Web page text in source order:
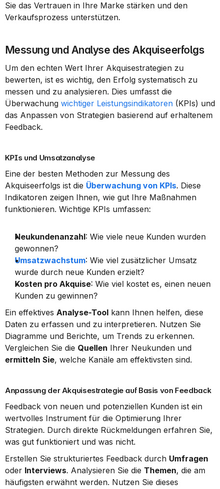
Sie das Vertrauen in Ihre Marke stärken und den
Verkaufsprozess unterstützen.
Messung und Analyse des Akquiseerfolgs
Um den echten Wert Ihrer Akquisestrategien zu
bewerten, ist es wichtig, den Erfolg systematisch zu
messen und zu analysieren. Dies umfasst die
Überwachung wichtiger Leistungsindikatoren (KPIs) und
das Anpassen von Strategien basierend auf erhaltenem
Feedback.
KPIs und Umsatzanalyse
Eine der besten Methoden zur Messung des
Akquiseerfolgs ist die Überwachung von KPIs. Diese
Indikatoren zeigen Ihnen, wie gut Ihre Maßnahmen
funktionieren. Wichtige KPIs umfassen:
Neukundenanzahl: Wie viele neue Kunden wurden
gewonnen?
Umsatzwachstum: Wie viel zusätzlicher Umsatz
wurde durch neue Kunden erzielt?
Kosten pro Akquise: Wie viel kostet es, einen neuen
Kunden zu gewinnen?
Ein effektives Analyse-Tool kann Ihnen helfen, diese
Daten zu erfassen und zu interpretieren. Nutzen Sie
Diagramme und Berichte, um Trends zu erkennen.
Vergleichen Sie die Quellen
ermitteln Sie, welche Kanäle am effektivsten sind.
Anpassung der Akquisestrategie auf Basis von Feedback
Feedback von neuen und potenziellen Kunden ist ein
wertvolles Instrument für die Optimierung Ihrer
Strategien. Durch direkte Rückmeldungen erfahren Sie,
was gut funktioniert und was nicht.
Erstellen Sie strukturiertes Feedback durch Umfragen
oder Interviews. Analysieren Sie die Themen, die am
häufigsten erwähnt werden. Nutzen Sie dieses